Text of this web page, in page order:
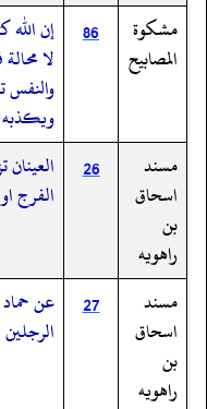
مشكوة
المصابيح
86
إن
لا
والنفس
ويكذبه
مسند
اسحاق
بن
راهويه
26
الفرج
مسند
اسحاق
بن
راهويه
27
عن حماد